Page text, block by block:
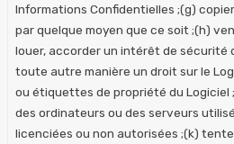
Informations Confidentielles ;(g)
par quelque moyen que ce soit ;(h)
louer, accorder un intérêt de sécurité
toute autre manière un droit sur le
ou étiquettes de propriété du Logiciel
des ordinateurs ou des serveurs
licenciées ou non autorisées ;(k)